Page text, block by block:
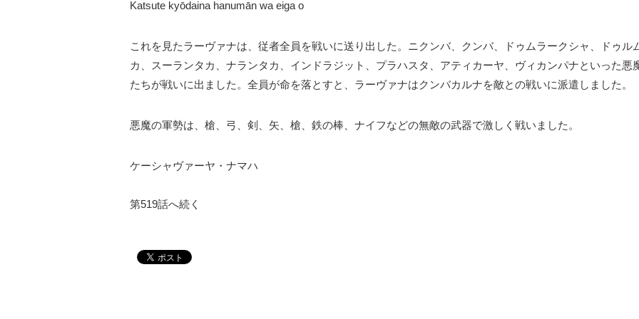
Katsute kyōdaina hanumān wa eiga o
これを見たラーヴァナは、従者全員を戦いに送り出した。ニクンバ、クンバ、ドゥムラークシャ、ドゥル
カ、スーランタカ、ナランタカ、インドラジット、プラハスタ、アティカーヤ、ヴィカンパナといった悪
たちが戦いに出ました。全員が命を落とすと、ラーヴァナはクンバカルナを敵との戦いに派遣しました。
悪魔の軍勢は、槍、弓、剣、矢、槍、鉄の棒、ナイフなどの無敵の武器で激しく戦いました。
ケーシャヴァーヤ・ナマハ
第519話へ続く